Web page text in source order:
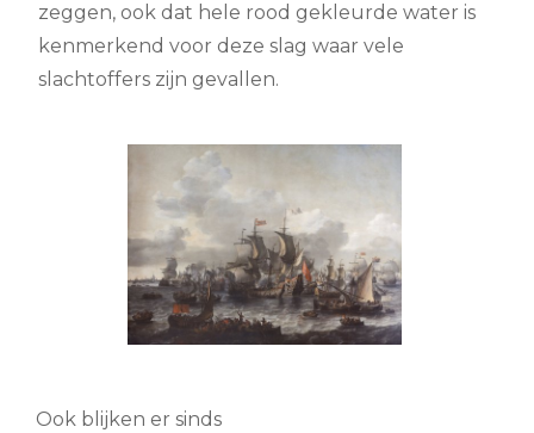
zeggen, ook dat hele rood gekleurde water is
kenmerkend voor deze slag waar vele
slachtoffers zijn gevallen.
Ook blijken er sinds